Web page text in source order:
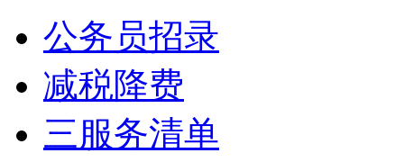
公务员招录
减税降费
三服务清单